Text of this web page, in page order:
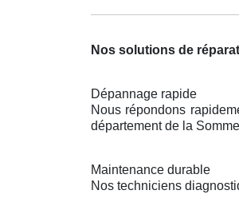
Nos solutions de
Dépannage rapide
Nous répondons
département de la
Maintenance durable
Nos techniciens